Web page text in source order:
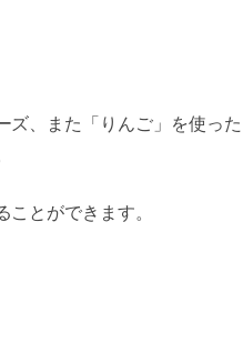
ズ、また「りんご」を使った
とができます。